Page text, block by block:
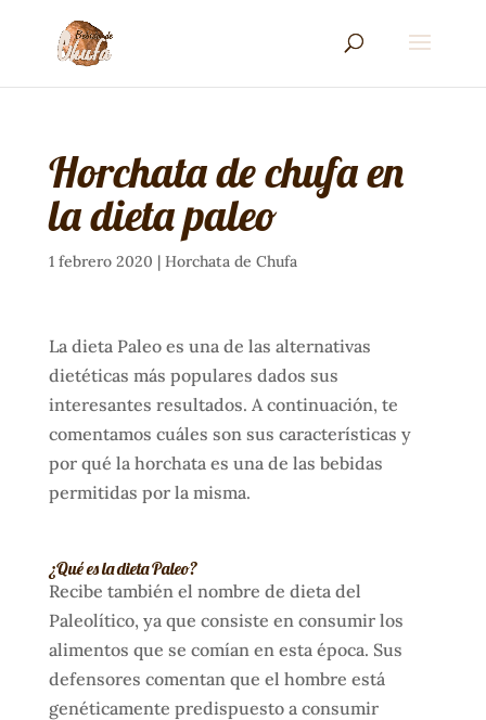
Horchata de chufa en
la dieta paleo
1 febrero 2020 | Horchata de Chufa
La dieta Paleo es una de las alternativas
dietéticas más populares dados sus
interesantes resultados. A continuación, te
comentamos cuáles son sus características y
por qué la horchata es una de las bebidas
permitidas por la misma.
¿Qué es la dieta Paleo?
Recibe también el nombre de dieta del
Paleolítico, ya que consiste en consumir los
alimentos que se comían en esta época. Sus
defensores comentan que el hombre está
genéticamente predispuesto a consumir